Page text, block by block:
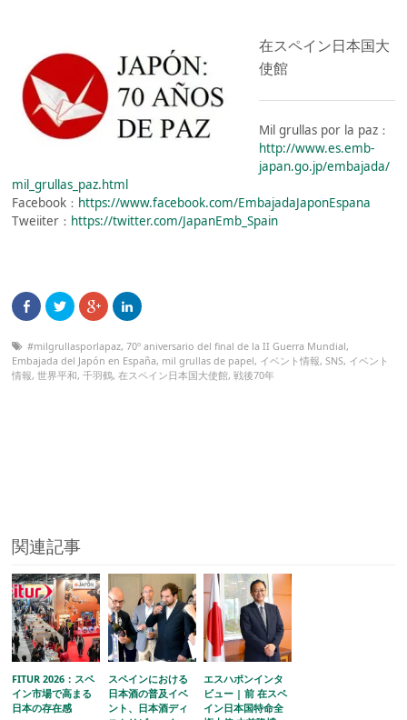
在スペイン日本国大
使館
Mil grullas por la paz：
http://www.es.emb-
japan.go.jp/embajada/
mil_grullas_paz.html
Facebook： https://www.facebook.com/EmbajadaJaponEspana
Tweiiter： https://twitter.com/JapanEmb_Spain
#milgrullasporlapaz,70º aniversario del final de la II Guerra Mundial,
Embajada del Japón en España, mil grullas de papel, イベント情報,SNS, イベント
情報,世界平和,千羽鶴,在スペイン日本国大使館,戦後70年
関連記事
FITUR 2026：スペ
イン市場で高まる
日本の存在感
スペインにおける
日本酒の普及イベ
ント、日本酒ディ
エスハポンインタ
ビュー | 前 在スペ
イン日本国特命全